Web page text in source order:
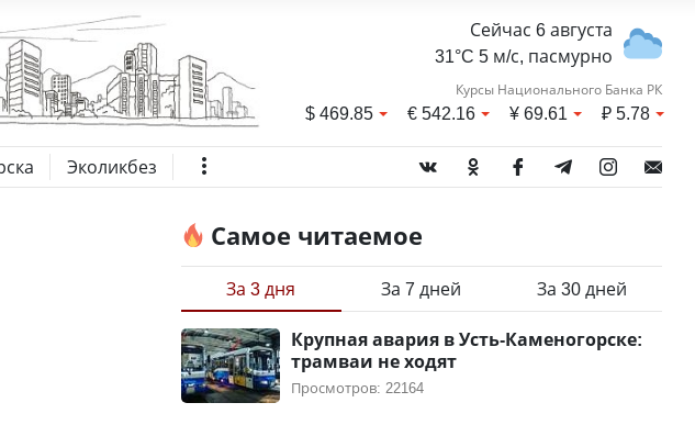
Сейчас 6 августа
31°C 5 м/с, пасмурно
Курсы Национального Банка РК
$469.85 €542.16 ¥69.61 ₽5.78
Эколикбез
Самое читаемое
За 3 дня За 7 дней За 30 дней
Крупная авария в Усть-Каменогорске:
трамваи не ходят
Просмотров: 22164